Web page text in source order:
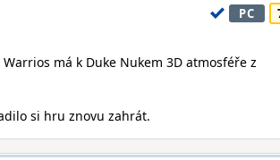
PC
má k Duke Nukem 3D atmosféře z
si hru znovu zahrát.